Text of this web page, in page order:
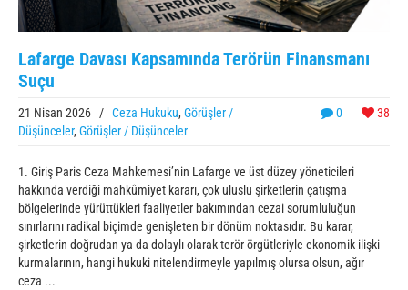
Lafarge Davası Kapsamında Terörün Finansmanı
Suçu
0 38
21 Nisan 2026 / Ceza Hukuku, Görüşler /
Düşünceler, Görüşler / Düşünceler
1. Giriş Paris Ceza Mahkemesi’nin Lafarge ve üst düzey yöneticileri
hakkında verdiği mahkûmiyet kararı, çok uluslu şirketlerin çatışma
bölgelerinde yürüttükleri faaliyetler bakımından cezai sorumluluğun
sınırlarını radikal biçimde genişleten bir dönüm noktasıdır. Bu karar,
şirketlerin doğrudan ya da dolaylı olarak terör örgütleriyle ekonomik ilişki
kurmalarının, hangi hukuki nitelendirmeyle yapılmış olursa olsun, ağır
ceza ...